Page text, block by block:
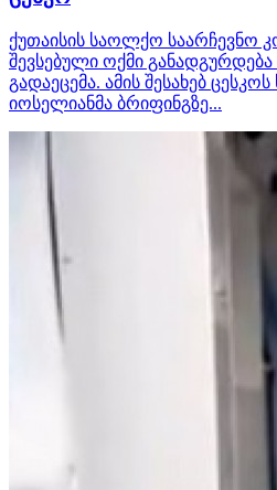
ქუთაისის საოლქო საარჩევნო
შევსებული ოქმი
გადაეცემა. ამის შესახებ
იოსელიანმა ბრიფინგზე...